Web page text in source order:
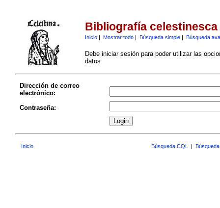
Bibliografía celestinesca
Inicio| Mostrar todo| Búsqueda simple| Búsqueda
Debe iniciar sesión para poder utilizar las
datos
Dirección de correo
electrónico:
Contraseña:
Inicio Búsqueda CQL |